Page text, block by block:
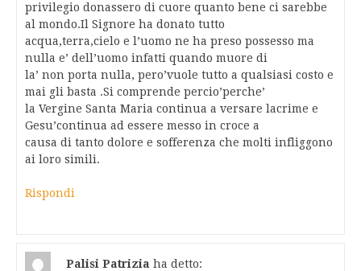
privilegio donassero di cuore quanto bene ci sarebbe
al mondo.Il Signore ha donato tutto
acqua,terra,cielo e l’uomo ne ha preso possesso ma
nulla e’ dell’uomo infatti quando muore di
la’ non porta nulla, pero’vuole tutto a qualsiasi costo e
mai gli basta .Si comprende percio’perche’
la Vergine Santa Maria continua a versare lacrime e
Gesu’continua ad essere messo in croce a
causa di tanto dolore e sofferenza che molti infliggono
ai loro simili.
Rispondi
Palisi Patrizia ha detto: